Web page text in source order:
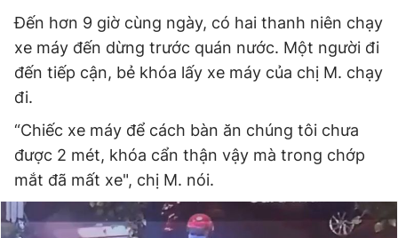
Đến hơn 9 giờ cùng ngày, có hai thanh niên chạy
xe máy đến dừng trước quán nước. Một người đi
đến tiếp cận, bẻ khóa lấy xe máy của chị M. chạy
đi.
“Chiếc xe máy để cách bàn ăn chúng tôi chưa
được 2 mét, khóa cẩn thận vậy mà trong chớp
mắt đã mất xe", chị M. nói.